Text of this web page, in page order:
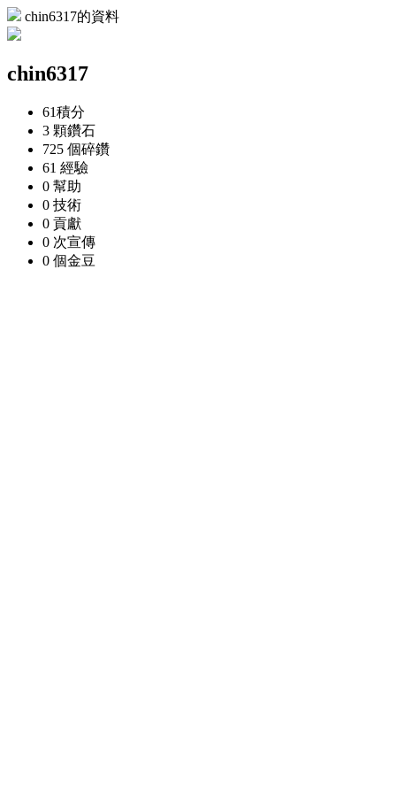
chin6317的資料
chin6317
61積分
3 顆鑽石
725 個碎鑽
61 經驗
0 幫助
0 技術
0 貢獻
0 次宣傳
0 個金豆